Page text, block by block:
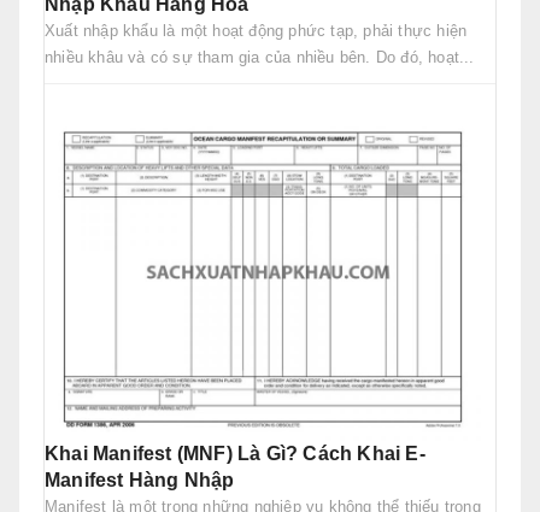
Nhập Khẩu Hàng Hóa
Xuất nhập khẩu là một hoạt động phức tạp, phải thực hiện
nhiều khâu và có sự tham gia của nhiều bên. Do đó, hoạt...
Khai Manifest (MNF) Là Gì? Cách Khai E-
Manifest Hàng Nhập
Manifest là một trong những nghiệp vụ không thể thiếu trong